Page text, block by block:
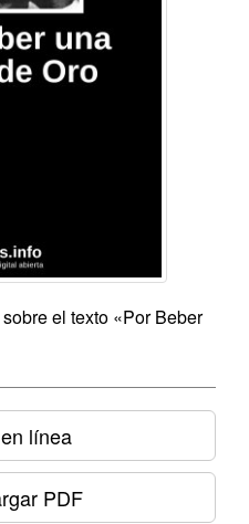
el texto «Por Beber
línea
PDF